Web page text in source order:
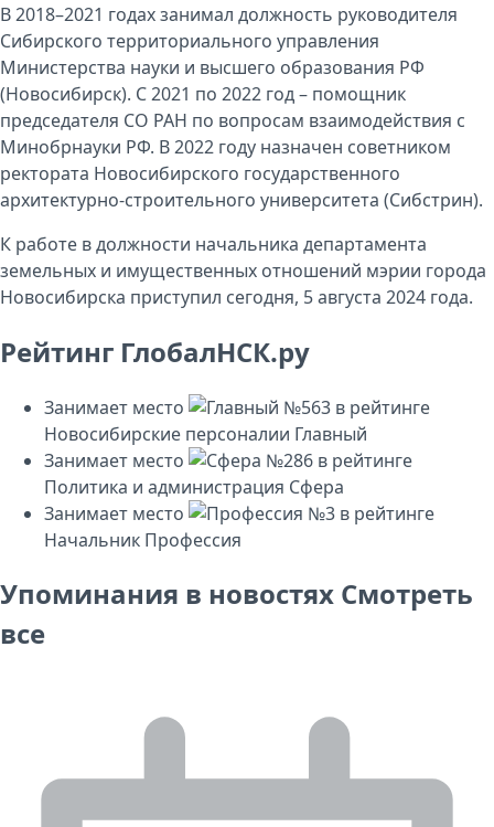
В 2018–2021 годах занимал должность руководителя
Сибирского территориального управления
Министерства науки и высшего образования РФ
(Новосибирск). С 2021 по 2022 год – помощник
председателя СО РАН по вопросам взаимодействия с
Минобрнауки РФ. В 2022 году назначен советником
ректората Новосибирского государственного
архитектурно-строительного университета (Сибстрин).
К работе в должности начальника департамента
земельных и имущественных отношений мэрии города
Новосибирска приступил сегодня, 5 августа 2024 года.
Рейтинг ГлобалНСК.ру
Занимает место №563 в рейтинге
Новосибирские персоналии Главный
Занимает место
№286 в рейтинге
Политика и администрация Сфера
Занимает место
№3 в рейтинге
Начальник Профессия
Упоминания в новостях Смотреть
все